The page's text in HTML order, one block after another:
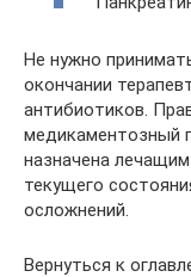
Не нужно
окончании
антибиотиков.
медикаментозный
назначена
текущего
осложнений.
Вернуться к